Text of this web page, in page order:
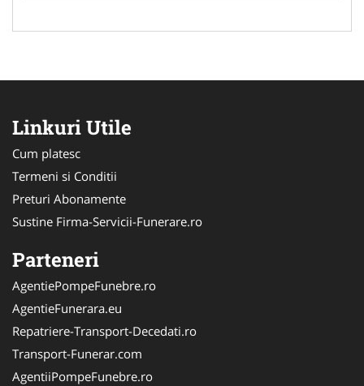
Linkuri Utile
Cum platesc
Termeni si Conditii
Preturi Abonamente
Sustine Firma-Servicii-Funerare.ro
Parteneri
AgentiePompeFunebre.ro
AgentieFunerara.eu
Repatriere-Transport-Decedati.ro
Transport-Funerar.com
AgentiiPompeFunebre.ro